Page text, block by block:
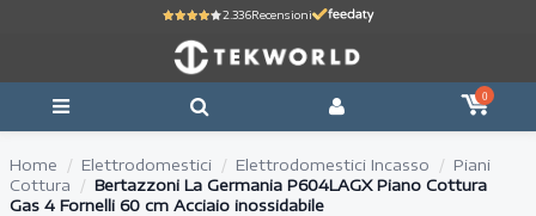
2.336Recensioni
0
Home Elettrodomestici Elettrodomestici Incasso
Piani
Cottura
Bertazzoni La Germania P604LAGX Piano Cottura
Gas 4 Fornelli 60 cm Acciaio inossidabile